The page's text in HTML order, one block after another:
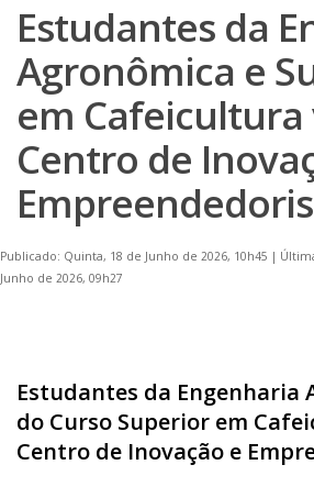
Estudantes da
Agronômica e
em
Centro de
Publicado: Quinta, 18 de Junho de 2026, 10h45 |
Junho de 2026, 09h27
Estudantes da Engenharia
do Curso Superior em
Centro de Inovação e